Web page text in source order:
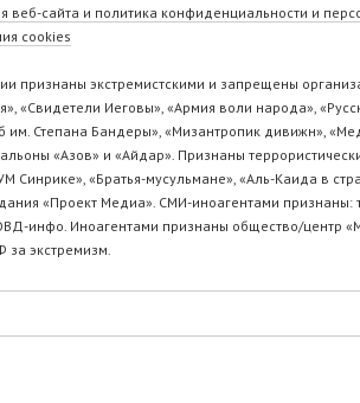
веб-сайта и политика конфиденциальности и
cookies
признаны экстремистскими и запрещены
«Свидетели Иеговы», «Армия воли народа»,
им. Степана Бандеры», «Мизантропик дивижн»,
«Азов» и «Айдар». Признаны
Синрике», «Братья-мусульмане», «Аль-Каида в
«Проект Медиа». СМИ-иноагентами
инфо. Иноагентами признаны общество/центр
экстремизм.